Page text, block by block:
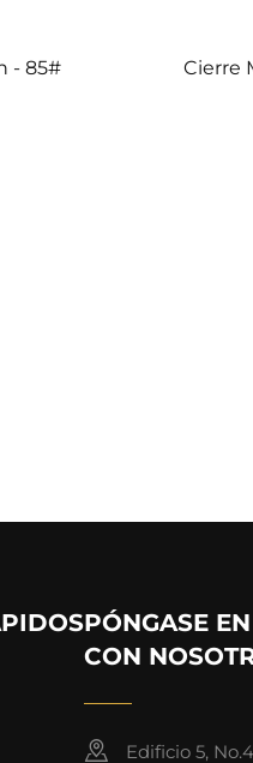
- 85# Cierre
PÓNGASE
CON
Edificio 5,